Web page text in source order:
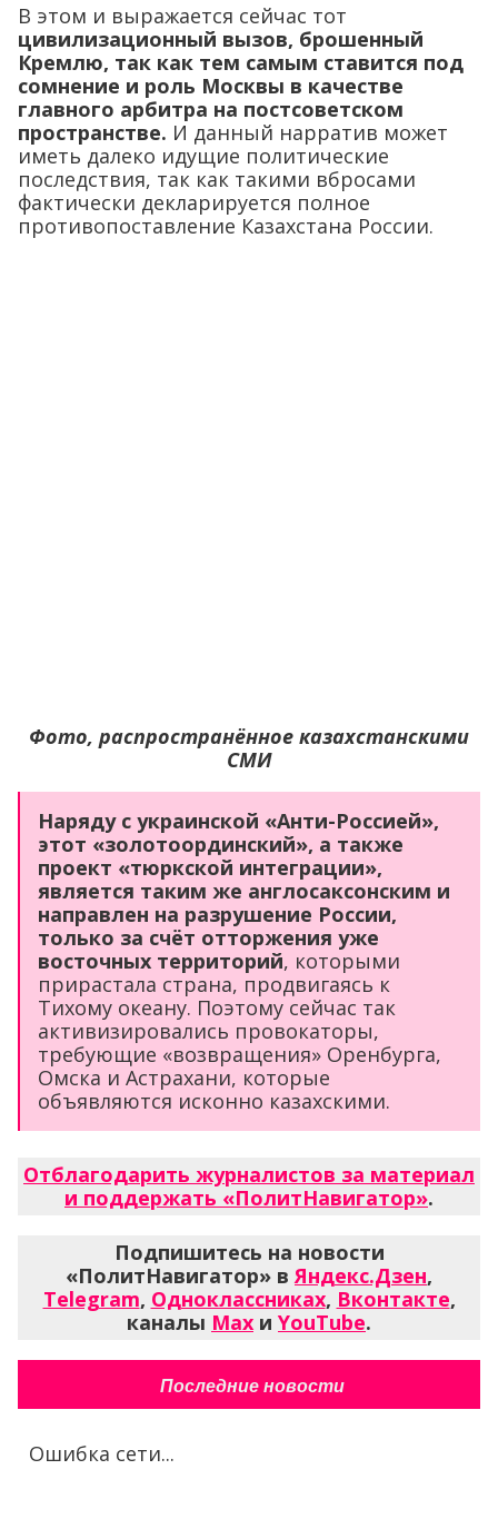
В этом и выражается сейчас тот
цивилизационный вызов, брошенный
Кремлю, так как тем самым ставится под
сомнение и роль Москвы в качестве
главного арбитра на постсоветском
пространстве. И данный нарратив может
иметь далеко идущие политические
последствия, так как такими вбросами
фактически декларируется полное
противопоставление Казахстана России.
Фото, распространённое казахстанскими
СМИ
Наряду с украинской «Анти-Россией»,
этот «золотоординский», а также
проект «тюркской интеграции»,
является таким же англосаксонским и
направлен на разрушение России,
только за счёт отторжения уже
восточных территорий, которыми
прирастала страна, продвигаясь к
Тихому океану. Поэтому сейчас так
активизировались провокаторы,
требующие «возвращения» Оренбурга,
Омска и Астрахани, которые
объявляются исконно казахскими.
Отблагодарить журналистов за материал
и поддержать «ПолитНавигатор».
Подпишитесь на новости
«ПолитНавигатор» в Яндекс.Дзен,
Telegram, Одноклассниках, Вконтакте,
каналы Max и YouTube.
Последние новости
Ошибка сети...